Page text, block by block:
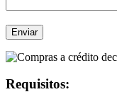
Requisitos: